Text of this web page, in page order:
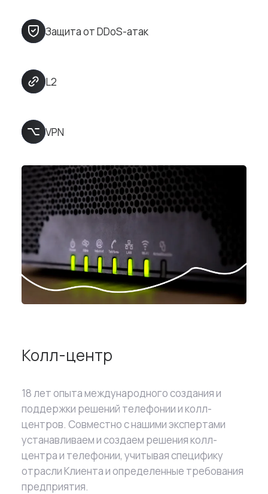
Защита от DDoS-атак
L2
VPN
Колл-центр
18 лет опыта международного создания и
поддержки решений телефонии и колл-
центров. Совместно с нашими экспертами
устанавливаем и создаем решения колл-
центра и телефонии, учитывая специфику
отрасли Клиента и определенные требования
предприятия.